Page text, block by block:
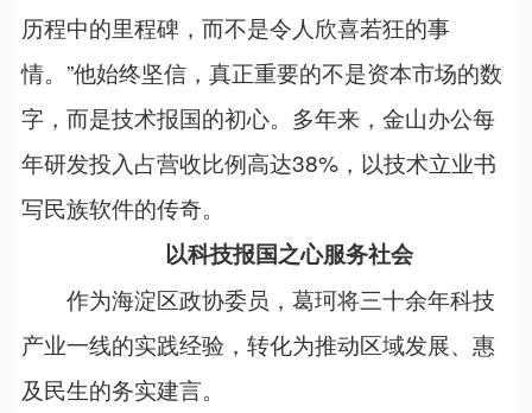
历程中的里程碑，而不是令人欣喜若狂的事
情。”他始终坚信，真正重要的不是资本市场的数
字，而是技术报国的初心。多年来，金山办公每
年研发投入占营收比例高达38%，以技术立业书
写民族软件的传奇。
以科技报国之心服务社会
作为海淀区政协委员，葛珂将三十余年科技
产业一线的实践经验，转化为推动区域发展、惠
及民生的务实建言。